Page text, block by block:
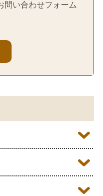
問い合わせフォーム